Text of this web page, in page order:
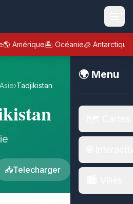
🌎 Amérique🏝️ Océanie🧊 Antarctique
🌍 Menu
Asie›Tadjikistan
📥Telecharger